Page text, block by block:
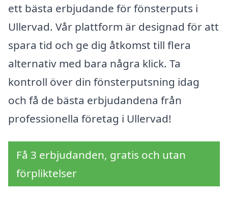
ett bästa erbjudande för fönsterputs i
Ullervad. Vår plattform är designad för att
spara tid och ge dig åtkomst till flera
alternativ med bara några klick. Ta
kontroll över din fönsterputsning idag
och få de bästa erbjudandena från
professionella företag i Ullervad!
Få 3 erbjudanden, gratis och utan
förpliktelser